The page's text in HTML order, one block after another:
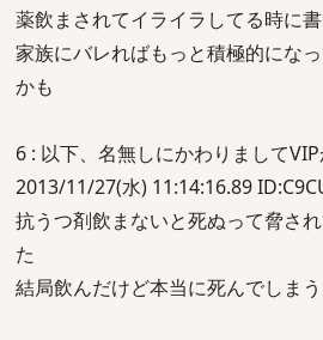
薬飲まされてイライラしてる時に
家族にバレればもっと積極的にな
かも
6 : 以下、名無しにかわりまして
2013/11/27(水) 11:14:16.89
抗うつ剤飲まないと死ぬって脅さ
た
結局飲んだけど本当に死んでしま